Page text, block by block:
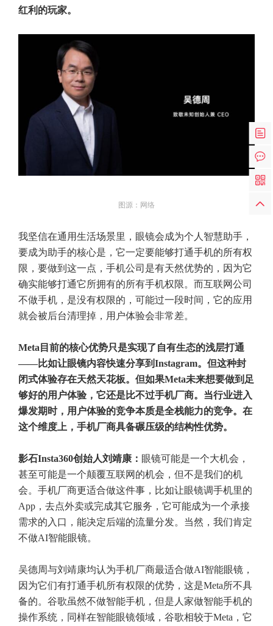
红利的玩家。
图源：网络
我坚信在通用生活场景里，眼镜会成为个人智慧助手，
要成为助手的核心是，它一定要能够打通手机的所有权
限，要做到这一点，手机公司是有天然优势的，因为它
确实能够打通它所拥有的所有手机权限。而互联网公司
不做手机，是没有权限的，可能过一段时间，它的应用
就会被后台清理掉，用户体验会非常差。
Meta目前的核心优势只是实现了自有生态的浅层打通
——比如让眼镜内容快速分享到Instagram。但这种封
闭式体验存在天然天花板。但如果Meta未来想要做到足
够好的用户体验，它还是比不过手机厂商。当行业进入
爆发期时，用户体验的竞争本质是全栈能力的竞争。在
这个维度上，手机厂商具备碾压级的结构性优势。
影石Insta360创始人刘靖康： 眼镜可能是一个大机会，
甚至可能是一个颠覆互联网的机会，但不是我们的机
会。手机厂商更适合做这件事，比如让眼镜调手机里的
App，去点外卖或完成其它服务，它可能成为一个承接
需求的入口，能决定后端的流量分发。当然，我们肯定
不做AI智能眼镜。
吴德周与刘靖康均认为手机厂商最适合做AI智能眼镜，
因为它们有打通手机所有权限的优势，这是Meta所不具
备的。谷歌虽然不做智能手机，但是人家做智能手机的
操作系统，同样在智能眼镜领域，谷歌相较于Meta，它